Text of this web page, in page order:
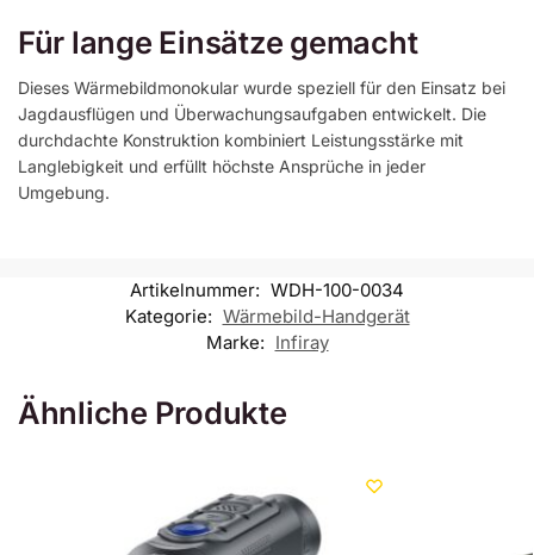
Für lange Einsätze gemacht
Dieses Wärmebildmonokular wurde speziell für den Einsatz bei
Jagdausflügen und Überwachungsaufgaben entwickelt. Die
durchdachte Konstruktion kombiniert Leistungsstärke mit
Langlebigkeit und erfüllt höchste Ansprüche in jeder
Umgebung.
Artikelnummer: WDH-100-0034
Kategorie: Wärmebild-Handgerät
Marke: Infiray
Ähnliche Produkte